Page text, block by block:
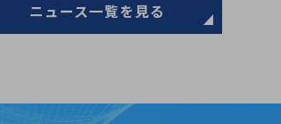
ニュース一覧を見る